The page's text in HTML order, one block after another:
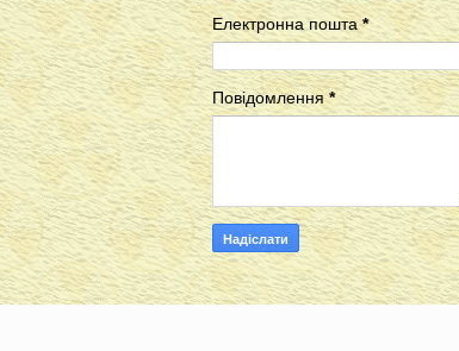
Електронна пошта*
Повідомлення *